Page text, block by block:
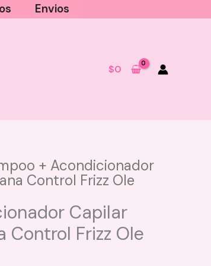
Envios
$0
+ Acondicionador
Control Frizz Ole
Capilar
Control Frizz Ole
reparación Profunda
AGREGAR